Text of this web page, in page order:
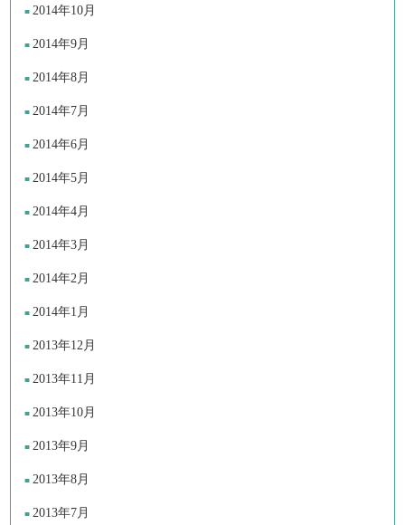
2014年10月
2014年9月
2014年8月
2014年7月
2014年6月
2014年5月
2014年4月
2014年3月
2014年2月
2014年1月
2013年12月
2013年11月
2013年10月
2013年9月
2013年8月
2013年7月